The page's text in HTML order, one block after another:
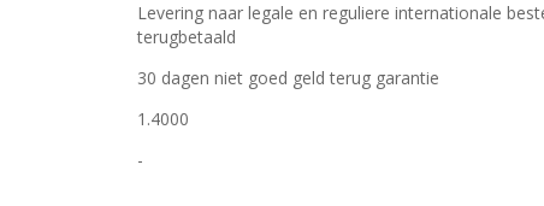
Levering naar legale en reguliere internationale
terugbetaald
30 dagen niet goed geld terug garantie
1.4000
-